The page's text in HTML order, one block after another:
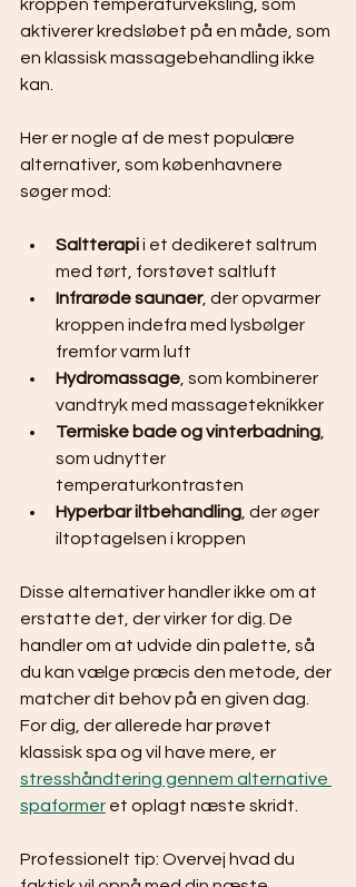
kroppen temperaturveksling, som
aktiverer kredsløbet på en måde, som
en klassisk massagebehandling ikke
kan.
Her er nogle af de mest populære
alternativer, som københavnere
søger mod:
Saltterapi i et dedikeret saltrum
med tørt, forstøvet saltluft
Infrarøde saunaer, der opvarmer
kroppen indefra med lysbølger
fremfor varm luft
Hydromassage , som kombinerer
vandtryk med massageteknikker
Termiske bade og vinterbadning
som udnytter
temperaturkontrasten
Hyperbar iltbehandling , der øger
iltoptagelsen i kroppen
Disse alternativer handler ikke om at
erstatte det, der virker for dig. De
handler om at udvide din palette, så
du kan vælge præcis den metode, der
matcher dit behov på en given dag.
For dig, der allerede har prøvet
klassisk spa og vil have mere, er
stresshåndtering gennem alternative
spaformer et oplagt næste skridt.
Professionelt tip: Overvej hvad du